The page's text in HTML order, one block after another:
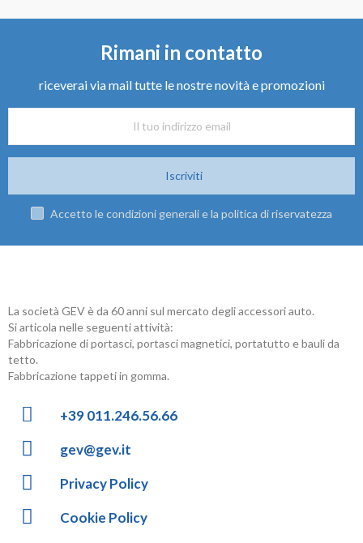
Rimani in contatto
riceverai via mail tutte le nostre novità e promozioni
Iscriviti
Accetto le condizioni generali e la politica di riservatezza
La società GEV è da 60 anni sul mercato degli accessori auto.
Si articola nelle seguenti attività:
Fabbricazione di portasci, portasci magnetici, portatutto e bauli da
tetto.
Fabbricazione tappeti in gomma.
+39 011.246.56.66
gev@gev.it
Privacy Policy
Cookie Policy